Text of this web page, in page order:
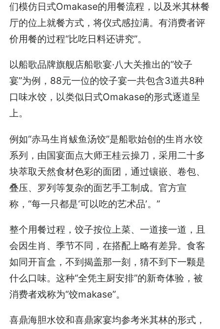
们模仿日式Omakase的用餐流程，以及米其林餐
厅的位上就餐方式，将仪式感拉满。有消费者评
价用餐的过程“比吃日料还讲究”。
以船歌品牌旗舰店船歌宴·八大关推出的“饺子
宴”为例，88元一位的饺子宴一共包含3道共8种
口味水饺，以类似日式Omakase的形式逐道呈
上。
例如“赤马生肖鲅鱼汤饺”是船歌始创的生肖水饺
系列，由国宴面点大师王桂云操刀，采用二十多
块萃取天然食材色彩的面团，通过镶嵌、卷包、
叠压、罗列等复杂的面艺手工制成。官方宣
称，“每一只都是‘可以吃的艺术品’。”
整个用餐过程，饺子按位上菜、一道接一道，且
会因生肖、季节不同，在搭配上略有差异。食客
如同开盲盒，不到揭盖那一刻，猜不到下一颗是
什么口味。这种“全凭主厨安排”的新奇体验，被
消费者戏称为“饺makase”。
喜鼎海胆水饺和喜鼎家宴均参考米其林的形式，